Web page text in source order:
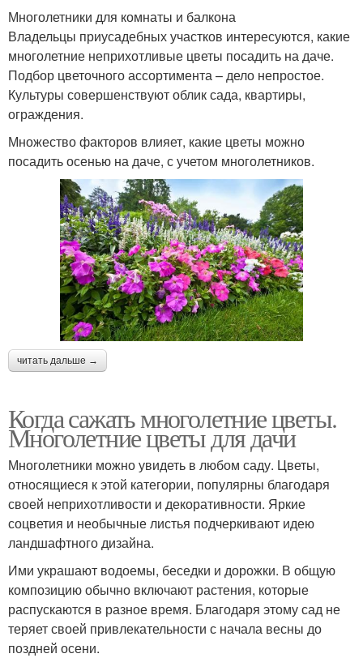
Многолетники для комнаты и балкона
Владельцы приусадебных участков интересуются, какие
многолетние неприхотливые цветы посадить на даче.
Подбор цветочного ассортимента – дело непростое.
Культуры совершенствуют облик сада, квартиры,
ограждения.
Множество факторов влияет, какие цветы можно
посадить осенью на даче, с учетом многолетников.
читать дальше →
Когда сажать многолетние цветы.
Многолетние цветы для дачи
Многолетники можно увидеть в любом саду. Цветы,
относящиеся к этой категории, популярны благодаря
своей неприхотливости и декоративности. Яркие
соцветия и необычные листья подчеркивают идею
ландшафтного дизайна.
Ими украшают водоемы, беседки и дорожки. В общую
композицию обычно включают растения, которые
распускаются в разное время. Благодаря этому сад не
теряет своей привлекательности с начала весны до
поздней осени.